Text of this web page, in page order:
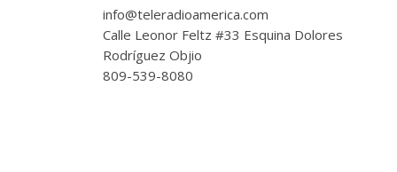
info@teleradioamerica.com
Calle Leonor Feltz #33 Esquina Dolores
Rodríguez Objio
809-539-8080